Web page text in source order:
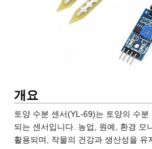
개요
토양 수분 센서(YL-69)는 토양의 수
되는 센서입니다. 농업, 원예, 환경 모
활용되며, 작물의 건강과 생산성을 유